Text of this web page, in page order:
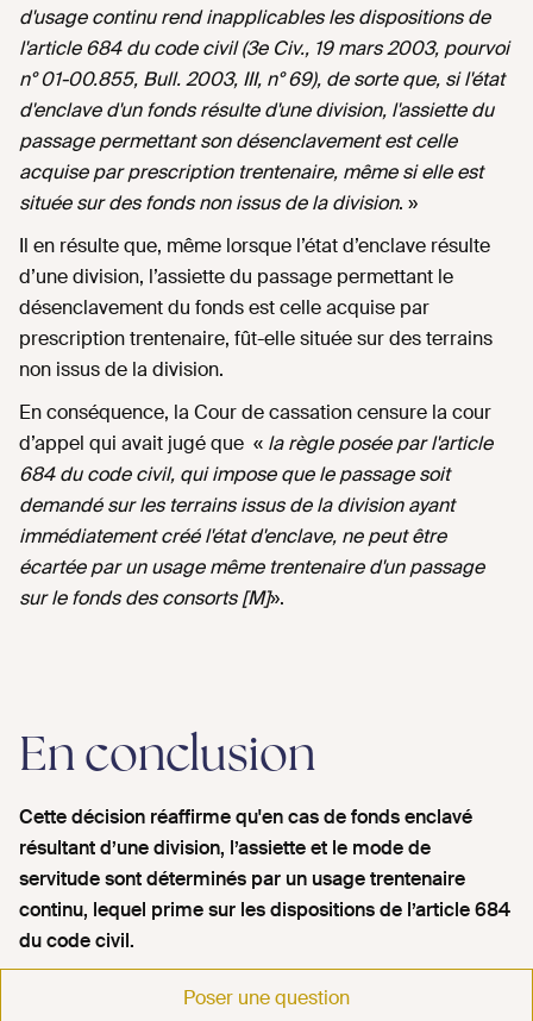
d'usage continu rend inapplicables les dispositions de
l'article 684 du code civil (3e Civ., 19 mars 2003, pourvoi
n° 01-00.855, Bull. 2003, III, n° 69), de sorte que, si l'état
d'enclave d'un fonds résulte d'une division, l'assiette du
passage permettant son désenclavement est celle
acquise par prescription trentenaire, même si elle est
située sur des fonds non issus de la division. »
Il en résulte que, même lorsque l’état d’enclave résulte
d’une division, l’assiette du passage permettant le
désenclavement du fonds est celle acquise par
prescription trentenaire, fût-elle située sur des terrains
non issus de la division.
En conséquence, la Cour de cassation censure la cour
d’appel qui avait jugé que « la règle posée par l'article
684 du code civil, qui impose que le passage soit
demandé sur les terrains issus de la division ayant
immédiatement créé l'état d'enclave, ne peut être
écartée par un usage même trentenaire d'un passage
sur le fonds des consorts [M]».
En conclusion
Cette décision réaffirme qu'en cas de fonds enclavé
résultant d’une division, l’assiette et le mode de
servitude sont déterminés par un usage trentenaire
continu, lequel prime sur les dispositions de l’article 684
du code civil.
Poser une question